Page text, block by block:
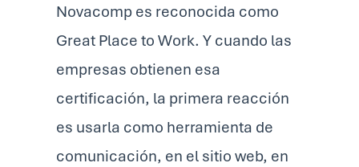
Novacomp es reconocida como
Great Place to Work. Y cuando las
empresas obtienen esa
certificación, la primera reacción
es usarla como herramienta de
comunicación, en el sitio web, en